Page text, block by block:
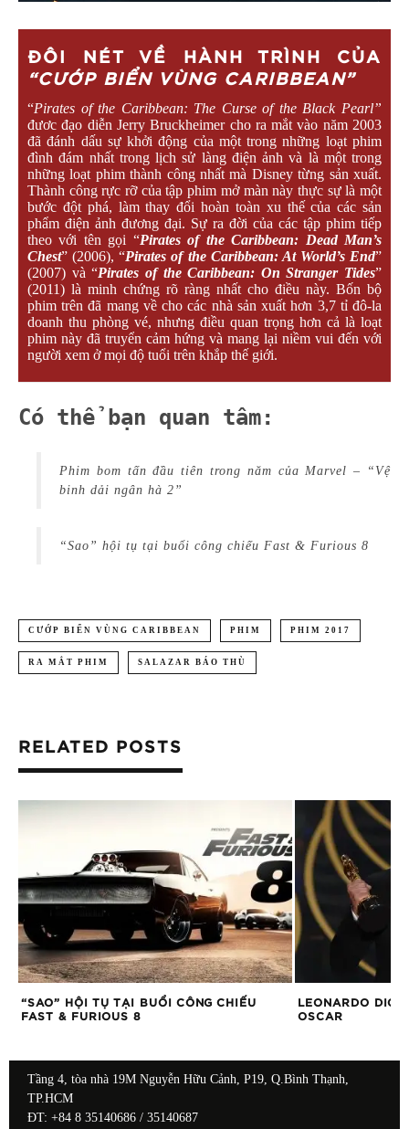
ĐÔI NÉT VỀ HÀNH TRÌNH CỦA
“CƯỚP BIỂN VÙNG CARIBBEAN”
“Pirates of the Caribbean: The Curse of the Black Pearl”
đươc đạo diễn Jerry Bruckheimer cho ra mắt vào năm 2003
đã đánh dấu sự khởi động của một trong những loạt phim
đình đám nhất trong lịch sử làng điện ảnh và là một trong
những loạt phim thành công nhất mà Disney từng sản xuất.
Thành công rực rỡ của tập phim mở màn này thực sự là một
bước đột phá, làm thay đổi hoàn toàn xu thế của các sản
phẩm điện ảnh đương đại. Sự ra đời của các tập phim tiếp
theo với tên gọi “Pirates of the Caribbean: Dead Man’s
Chest” (2006), “Pirates of the Caribbean: At World’s End”
(2007) và “Pirates of the Caribbean: On Stranger Tides”
(2011) là minh chứng rõ ràng nhất cho điều này. Bốn bộ
phim trên đã mang về cho các nhà sản xuất hơn 3,7 tỉ đô-la
doanh thu phòng vé, nhưng điều quan trọng hơn cả là loạt
phim này đã truyển cảm hứng và mang lại niềm vui đến với
người xem ở mọi độ tuổi trên khắp thế giới.
Có thể bạn quan tâm:
Phim bom tấn đầu tiên trong năm của Marvel – “Vệ
binh dải ngân hà 2”
“Sao” hội tụ tại buổi công chiếu Fast & Furious 8
CƯỚP BIỂN VÙNG CARIBBEAN PHIM PHIM 2017
RA MẮT PHIM SALAZAR BÁO THÙ
RELATED POSTS
“SAO” HỘI TỤ TẠI BUỔI CÔNG CHIẾU
FAST & FURIOUS 8
LEONARDO
OSCAR
Tầng 4, tòa nhà 19M Nguyễn Hữu Cảnh, P19, Q.Bình Thạnh,
TP.HCM
ĐT: +84 8 35140686 / 35140687